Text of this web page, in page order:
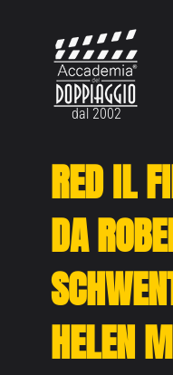
contenuto
dal 2002
RED IL
DA
HELEN